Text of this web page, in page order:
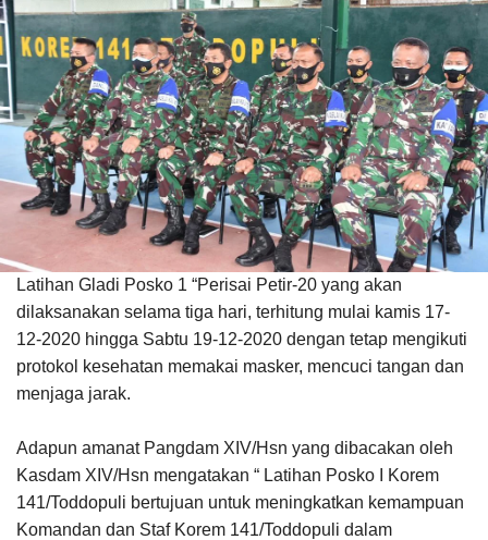
Latihan Gladi Posko 1 “Perisai Petir-20 yang akan
dilaksanakan selama tiga hari, terhitung mulai kamis 17-
12-2020 hingga Sabtu 19-12-2020 dengan tetap mengikuti
protokol kesehatan memakai masker, mencuci tangan dan
menjaga jarak.
Adapun amanat Pangdam XIV/Hsn yang dibacakan oleh
Kasdam XIV/Hsn mengatakan “ Latihan Posko I Korem
141/Toddopuli bertujuan untuk meningkatkan kemampuan
Komandan dan Staf Korem 141/Toddopuli dalam